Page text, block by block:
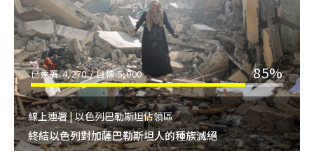
已連署4,270/ 目標5,000 85%
線上連署 | 以色列巴勒斯坦佔領區
終結以色列對加薩巴勒斯坦人的種族滅絕